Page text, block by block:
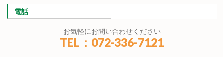
電話
お気軽にお問い合わせください
TEL：072-336-7121